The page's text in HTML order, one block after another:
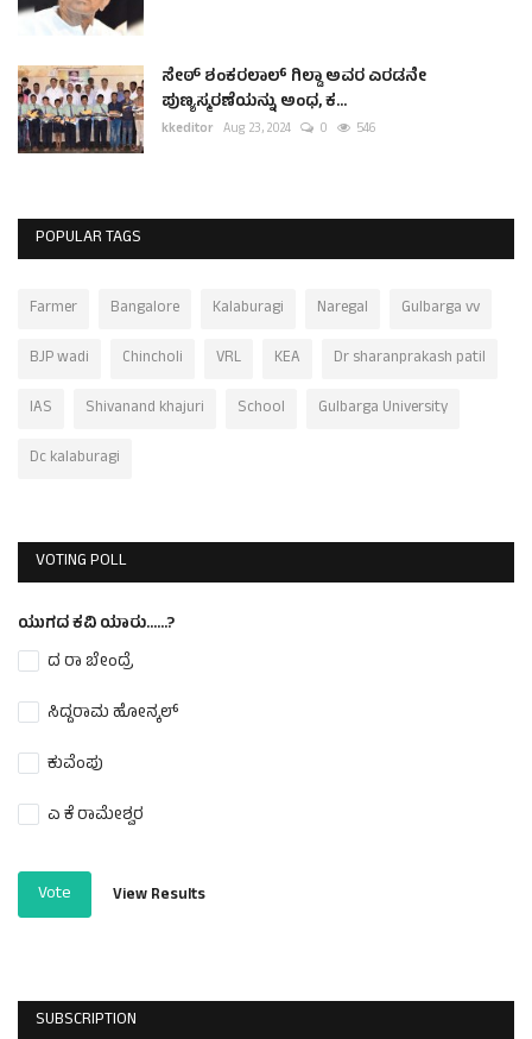
ಸೇಠ್ ಶಂಕರಲಾಲ್ ಗಿಲ್ಡಾ ಅವರ ಎರಡನೇ
ಪುಣ್ಯಸ್ಮರಣೆಯನ್ನು ಅಂಧ, ಕ...
kkeditor Aug 23, 2024 0 546
POPULAR TAGS
Farmer Bangalore Kalaburagi Naregal
Gulbarga vv
BJP wadi
Chincholi VRL KEA
Dr sharanprakash patil
IAS
Shivanand khajuri School
Gulbarga University
Dc kalaburagi
VOTING POLL
ಯುಗದ ಕವಿ ಯಾರು......?
ದ ರಾ ಬೇಂದ್ರೆ
ಸಿದ್ದರಾಮ ಹೋನ್ಕಲ್
ಕುವೆಂಪು
ಎ ಕೆ ರಾಮೇಶ್ವರ
Vote View Results
SUBSCRIPTION